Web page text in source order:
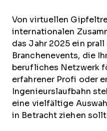
Von virtuellen
internationalen
das Jahr 2025 ein
Branchenevents, die
berufliches Netzwerk
erfahrener Profi oder
Ingenieurslaufbahn
eine vielfältige
in Betracht ziehen